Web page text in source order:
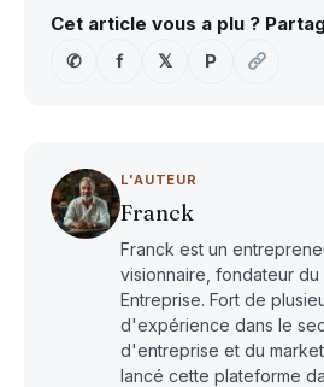
Cet article vous a plu ?
✆
f 𝕏 P
L'AUTEUR
Franck
Franck est un
visionnaire, fondateur du
Entreprise. Fort de
d'expérience dans le
d'entreprise et du
lancé cette plateforme